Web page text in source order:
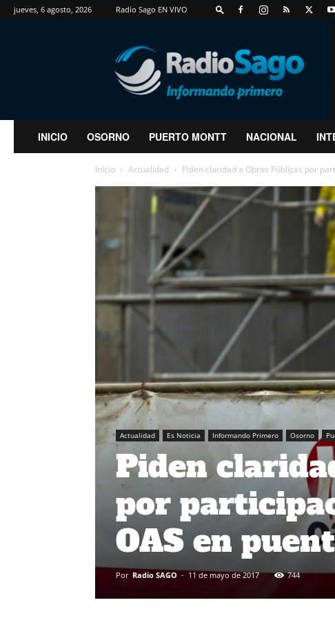
jueves, 6 agosto, 2026 Radio Sago EN VIVO
RadioSago
INICIO OSORNO PUERTO MONTT NACIONAL
Inicio Actualidad Piden claridad a Obras Públicas por
Actualidad Es Noticia Informando Primero Osorno
Piden
por
OAS en
Por Radio SAGO - 11 de mayo de 2017 744